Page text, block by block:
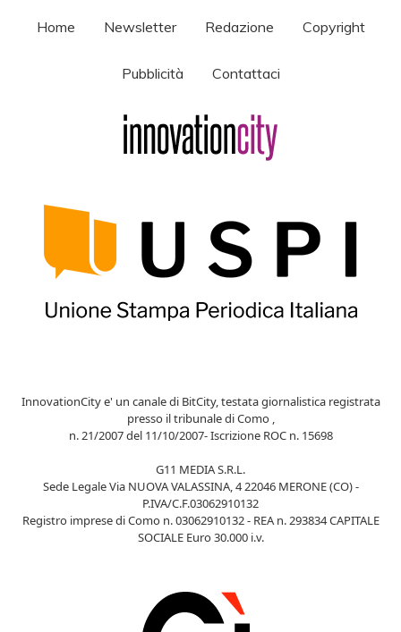
Home Newsletter Redazione Copyright
Pubblicità Contattaci
InnovationCity e' un canale di BitCity, testata giornalistica registrata
presso il tribunale di Como ,
n. 21/2007 del 11/10/2007- Iscrizione ROC n. 15698
G11 MEDIA S.R.L.
Sede Legale Via NUOVA VALASSINA, 4 22046 MERONE (CO) -
P.IVA/C.F.03062910132
Registro imprese di Como n. 03062910132 - REA n. 293834 CAPITALE
SOCIALE Euro 30.000 i.v.